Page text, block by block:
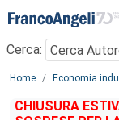
Menu
Cerca:
Main content
Home Economia
CHIUSURA